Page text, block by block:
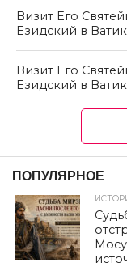
Визит Его
Езидский в
Визит Его
Езидский в
ПОПУЛЯРНОЕ